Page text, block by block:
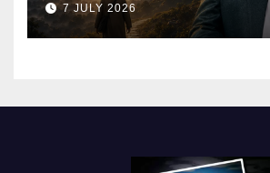
7 JULY 2026